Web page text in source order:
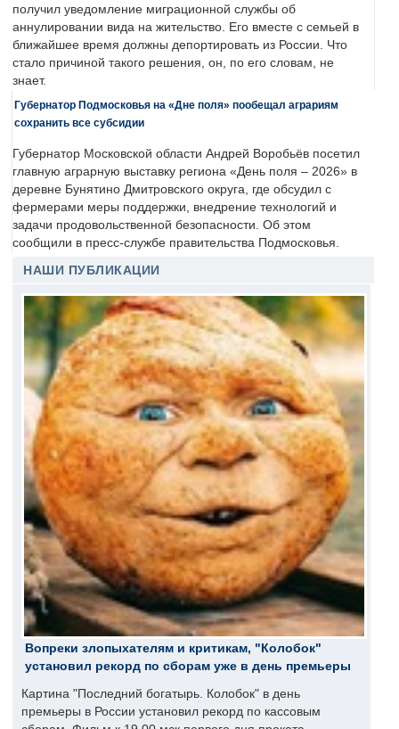
получил уведомление миграционной службы об
аннулировании вида на жительство. Его вместе с семьей в
ближайшее время должны депортировать из России. Что
стало причиной такого решения, он, по его словам, не
знает.
Губернатор Подмосковья на «Дне поля» пообещал аграриям
сохранить все субсидии
Губернатор Московской области Андрей Воробьёв посетил
главную аграрную выставку региона «День поля – 2026» в
деревне Бунятино Дмитровского округа, где обсудил с
фермерами меры поддержки, внедрение технологий и
задачи продовольственной безопасности. Об этом
сообщили в пресс-службе правительства Подмосковья.
НАШИ ПУБЛИКАЦИИ
Вопреки злопыхателям и критикам, "Колобок"
установил рекорд по сборам уже в день премьеры
Картина "Последний богатырь. Колобок" в день
премьеры в России установил рекорд по кассовым